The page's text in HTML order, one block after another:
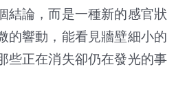
結論，而是一種新的感官狀
響動，能看見牆壁細小的
些正在消失卻仍在發光的事